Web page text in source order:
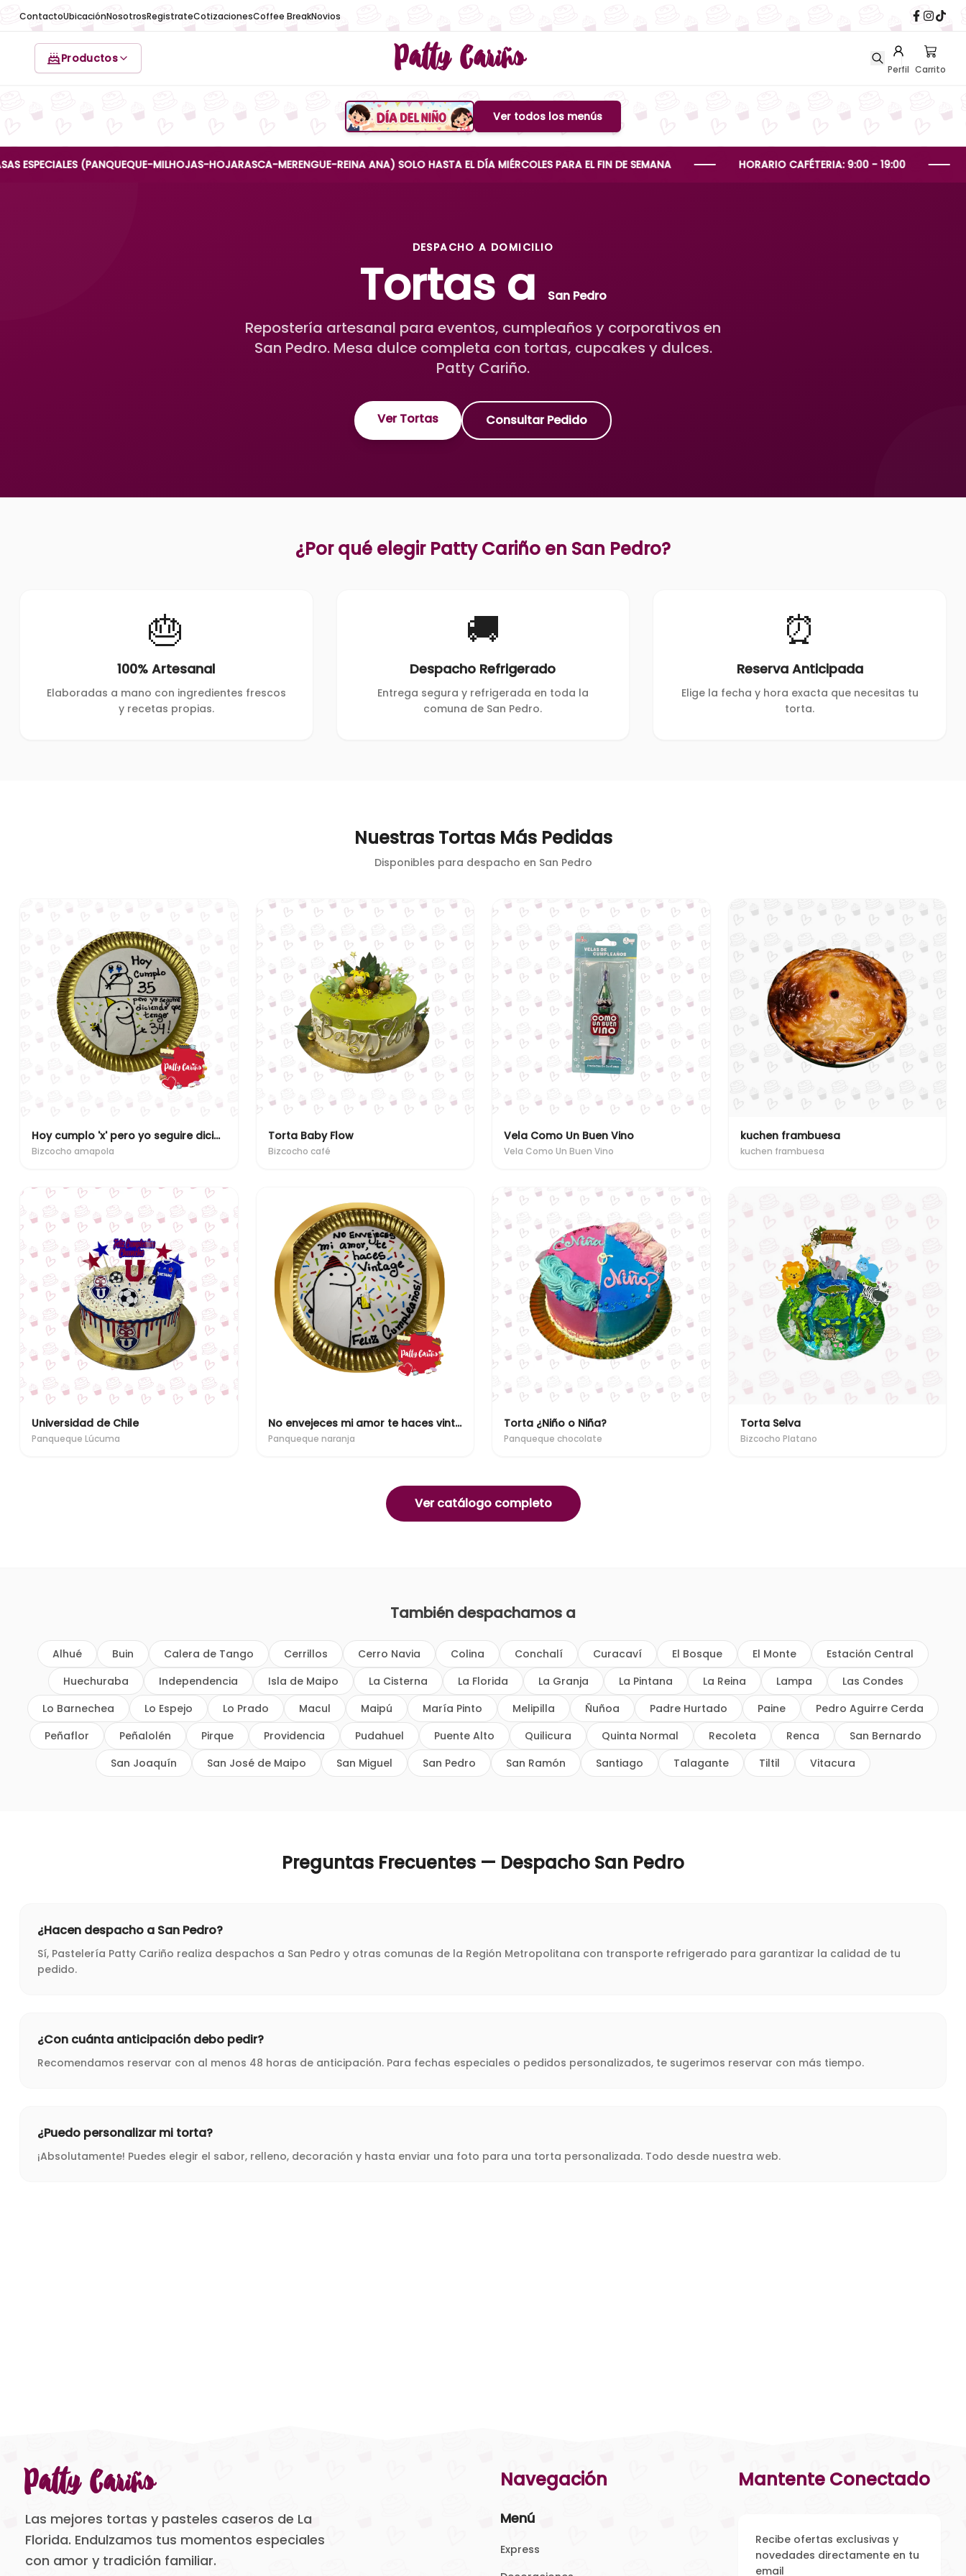
ContactoUbicaciónNosotrosRegistrateCotizacionesCoffee BreakNovios
Productos Patty Cariño Perfil Carrito
Boton de menuVer todos los menús
(PANQUEQUE-MILHOJAS-HOJARASCA-MERENGUE-REINA ANA) SOLO HASTA EL DÍA MIÉRCOLES PARA EL FIN DE SEMANA HORARIO CAFÉTERIA: 9:00 - 19:00
DESPACHO A DOMICILIO
Tortas a San Pedro
Repostería artesanal para eventos, cumpleaños y corporativos en
San Pedro. Mesa dulce completa con tortas, cupcakes y dulces.
Patty Cariño.
Ver Tortas Consultar Pedido
¿Por qué elegir Patty Cariño en San Pedro?
🎂
100% Artesanal
Elaboradas a mano con ingredientes frescos
y recetas propias.
🚚
Despacho Refrigerado
Entrega segura y refrigerada en toda la
comuna de San Pedro.
⏰
Reserva Anticipada
Elige la fecha y hora exacta que necesitas tu
torta.
Nuestras Tortas Más Pedidas
Disponibles para despacho en San Pedro
Hoy cumplo 'x' pero yo seguire diciendo que tengo 'x'
Bizcocho amapola
Torta Baby Flow
Bizcocho café
Vela Como Un Buen Vino
Vela Como Un Buen Vino
kuchen frambuesa
kuchen frambuesa
Universidad de Chile
Panqueque Lúcuma
No envejeces mi amor te haces vintage
Panqueque naranja
Torta ¿Niño o Niña?
Panqueque chocolate
Torta Selva
Bizcocho Platano
Ver catálogo completo
También despachamos a
Alhué Buin Calera de Tango Cerrillos Cerro Navia Colina Conchalí Curacaví El Bosque El Monte
Estación Central
Huechuraba
Independencia Isla de Maipo La Cisterna La Florida La Granja La Pintana La Reina Lampa
Las Condes
Lo Barnechea
Lo Espejo Lo Prado Macul Maipú María Pinto Melipilla Ñuñoa Padre Hurtado Paine
Pedro Aguirre Cerda
Peñaflor
Peñalolén Pirque Providencia Pudahuel Puente Alto Quilicura Quinta Normal Recoleta Renca
San Bernardo
San Joaquín
San José de Maipo San Miguel San Pedro San Ramón Santiago Talagante Tiltil Vitacura
Preguntas Frecuentes — Despacho San Pedro
¿Hacen despacho a San Pedro?
Sí, Pastelería Patty Cariño realiza despachos a San Pedro y otras comunas de la Región Metropolitana con transporte refrigerado para garantizar la calidad de tu
pedido.
¿Con cuánta anticipación debo pedir?
Recomendamos reservar con al menos 48 horas de anticipación. Para fechas especiales o pedidos personalizados, te sugerimos reservar con más tiempo.
¿Puedo personalizar mi torta?
¡Absolutamente! Puedes elegir el sabor, relleno, decoración y hasta enviar una foto para una torta personalizada. Todo desde nuestra web.
Patty Cariño
Las mejores tortas y pasteles caseros de La
Florida. Endulzamos tus momentos especiales
con amor y tradición familiar.
Navegación
Menú
Express
Mantente Conectado
Recibe ofertas exclusivas y
novedades directamente en tu
email